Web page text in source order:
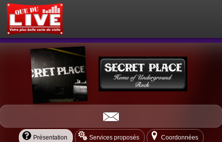
AGENDA
OÙ SORTIR ?
ACTEUR DU LIVE !
PETITES ANNONCES
BOUTIQUE
MON ESPACE PRIVÉ
Présentation Services proposés Coordonnées